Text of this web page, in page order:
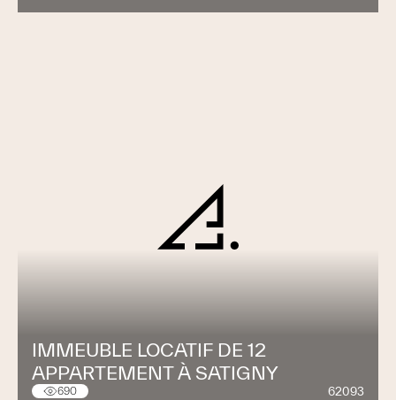
IMMEUBLE LOCATIF DE 12
APPARTEMENT À SATIGNY
690 62093